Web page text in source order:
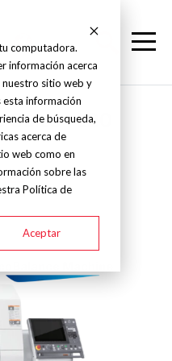
computadora.
información acerca
nuestro sitio web y
información
de búsqueda,
acerca de
web como en
sobre las
Política de
Aceptar
- L20